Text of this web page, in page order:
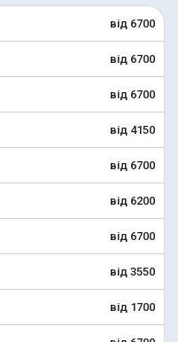
від 6700
від 6700
від 6700
від 4150
від 6700
від 6200
від 6700
від 3550
від 1700